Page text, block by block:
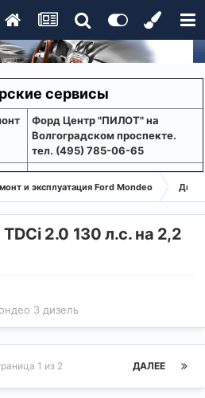
сервисы
Форд Центр "ПИЛОТ" на
Волгоградском проспекте.
тел. (495) 785-06-65
и эксплуатация Ford Mondeo
2.0 130 л.с. на 2,2
3 дизель
ДАЛЕЕ
1 из 2